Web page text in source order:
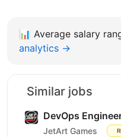
📊 Average salary
analytics →
Similar jobs
DevOps
JetArt Games